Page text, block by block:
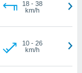
18- 38
km/h
10- 26
km/h